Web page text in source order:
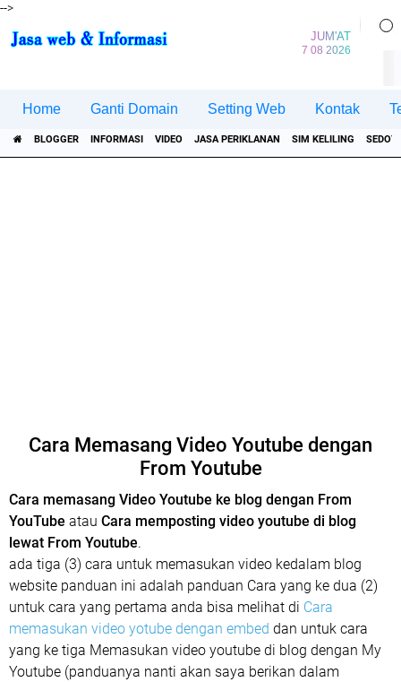
-->
JUM'AT
7 08 2026
Home Ganti Domain Setting Web Kontak
BLOGGER INFORMASI VIDEO JASA PERIKLANAN SIM KELILING SEDOT
Cara Memasang Video Youtube dengan
From Youtube
Cara memasang Video Youtube ke blog dengan From
YouTube atau Cara memposting video youtube di blog
lewat From Youtube.
ada tiga (3) cara untuk memasukan video kedalam blog
website panduan ini adalah panduan Cara yang ke dua (2)
untuk cara yang pertama anda bisa melihat di Cara
memasukan video yotube dengan embed dan untuk cara
yang ke tiga Memasukan video youtube di blog dengan My
Youtube (panduanya nanti akan saya berikan dalam